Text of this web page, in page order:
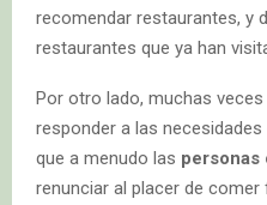
recomendar restaurantes, y
restaurantes que ya han
Por otro lado, muchas
responder a las necesidades
que a menudo las personas
renunciar al placer de